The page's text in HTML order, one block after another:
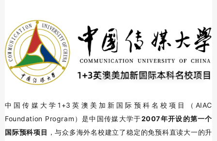
中国传媒大学1+3英澳美加新国际预科名校项目（AIAC
Foundation Program）是中国传媒大学于2007年开设的第一个
国际预科项目 ，与众多海外名校建立了稳定的免预科直读大一的升